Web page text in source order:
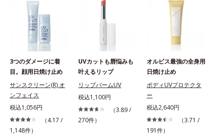
3つのダメージに着
目。顔用日焼け止め
サンスクリーン(R) オ
ンフェイス
税込1,056円
（4.17 /
1,148件）
UVカットも唇悩みも
叶えるリップ
リップバームUV
税込1,100円
（3.89 /
270件）
オルビス最強の全身用
日焼け止め
ボディUVプロテクタ
ー
税込2,640円
（3.71 /
191件）